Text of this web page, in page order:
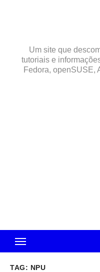
Um site que
tutoriais e
Fedora, openSUSE,
TAG: NPU